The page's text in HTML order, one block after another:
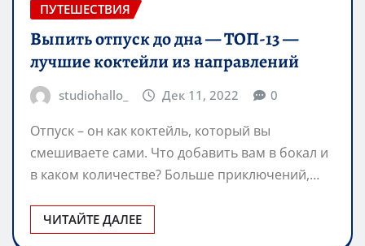
ПУТЕШЕСТВИЯ
Выпить отпуск до дна — ТОП-13 —
лучшие коктейли из направлений
studiohallo_ Дек 11, 2022 0
Отпуск – он как коктейль, который вы
смешиваете сами. Что добавить вам в бокал и
в каком количестве? Больше приключений,…
ЧИТАЙТЕ ДАЛЕЕ